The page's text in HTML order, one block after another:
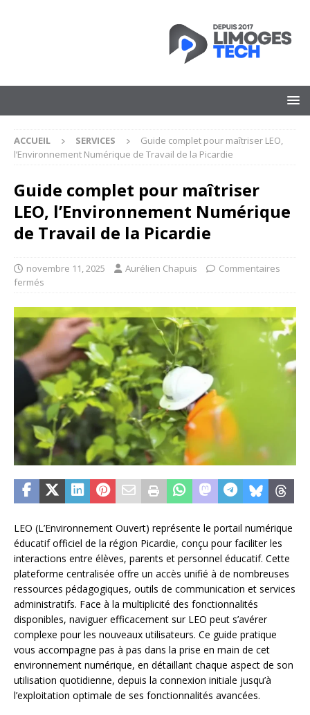
ACCUEIL SERVICES
Guide complet pour maîtriser LEO,
l’Environnement Numérique de Travail de la Picardie
Guide complet pour maîtriser
LEO, l’Environnement Numérique
de Travail de la Picardie
novembre 11, 2025 Aurélien Chapuis
Commentaires
fermés
LEO (L’Environnement Ouvert) représente le portail numérique
éducatif officiel de la région Picardie, conçu pour faciliter les
interactions entre élèves, parents et personnel éducatif. Cette
plateforme centralisée offre un accès unifié à de nombreuses
ressources pédagogiques, outils de communication et services
administratifs. Face à la multiplicité des fonctionnalités
disponibles, naviguer efficacement sur LEO peut s’avérer
complexe pour les nouveaux utilisateurs. Ce guide pratique
vous accompagne pas à pas dans la prise en main de cet
environnement numérique, en détaillant chaque aspect de son
utilisation quotidienne, depuis la connexion initiale jusqu’à
l’exploitation optimale de ses fonctionnalités avancées.